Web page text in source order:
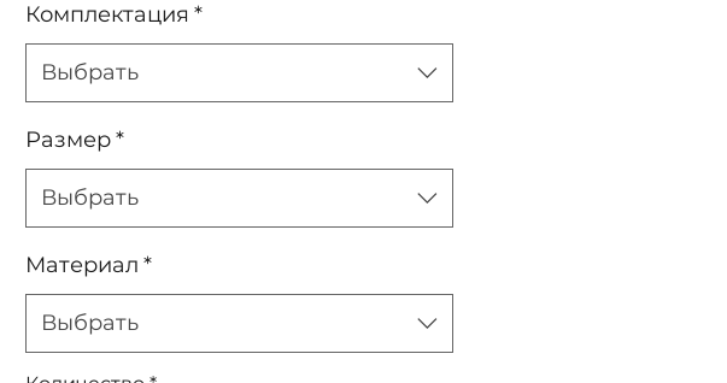
Комплектация *
Выбрать
Размер*
Выбрать
Материал *
Выбрать